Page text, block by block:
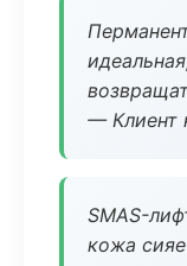
— Клиент
SMAS-
кожа